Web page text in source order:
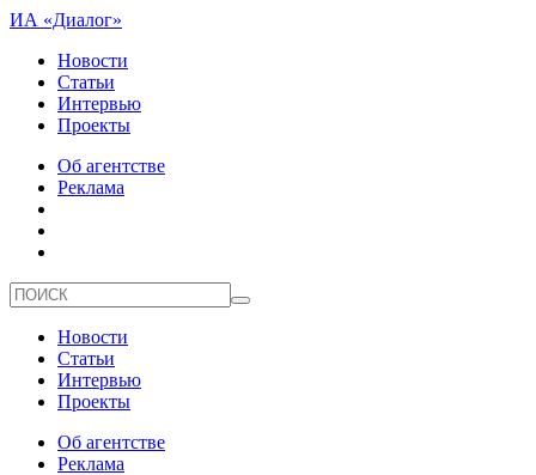
ИА «Диалог»
Новости
Статьи
Интервью
Проекты
Об агентстве
Реклама
Новости
Статьи
Интервью
Проекты
Об агентстве
Реклама